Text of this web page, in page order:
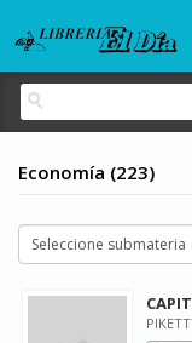
Economía (223)